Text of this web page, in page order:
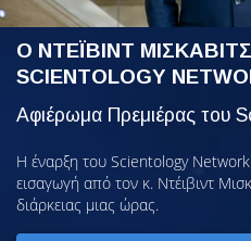
Ο ΝΤΕΪΒΙΝΤ
SCIENTOLOGY
Αφιέρωμα Πρεμιέρας του
Η έναρξη του Scientology
εισαγωγή από τον κ. Ντέιβιντ
διάρκειας μιας ώρας.